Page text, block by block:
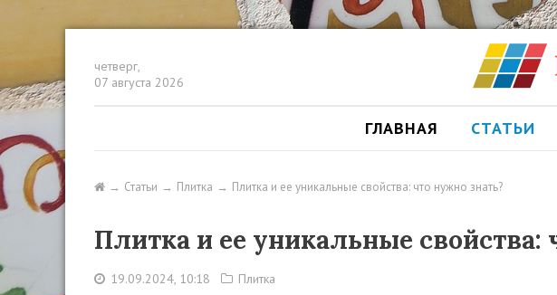
четверг,
07 августа 2026
ГЛАВНАЯ СТАТЬИ
Статьи Плитка Плитка и ее уникальные свойства: что нужно знать?
Плитка и ее уникальные свойства:
19.09.2024, 10:18 Плитка